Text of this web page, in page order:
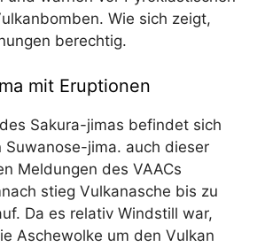
Wie sich zeigt,
berechtig.
mit Eruptionen
Sakura-jimas befindet sich
Suwanose-jima. auch dieser
Meldungen des VAACs
stieg Vulkanasche bis zu
Da es relativ Windstill war,
Aschewolke um den Vulkan